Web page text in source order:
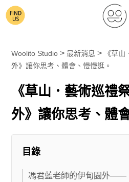
Woolito Studio >最新消息 >
《草
外》讓你思考、體會、慢慢逛。
《草山．藝術巡
外》讓你思考、體
目錄
馮君藍老師的伊甸園外——